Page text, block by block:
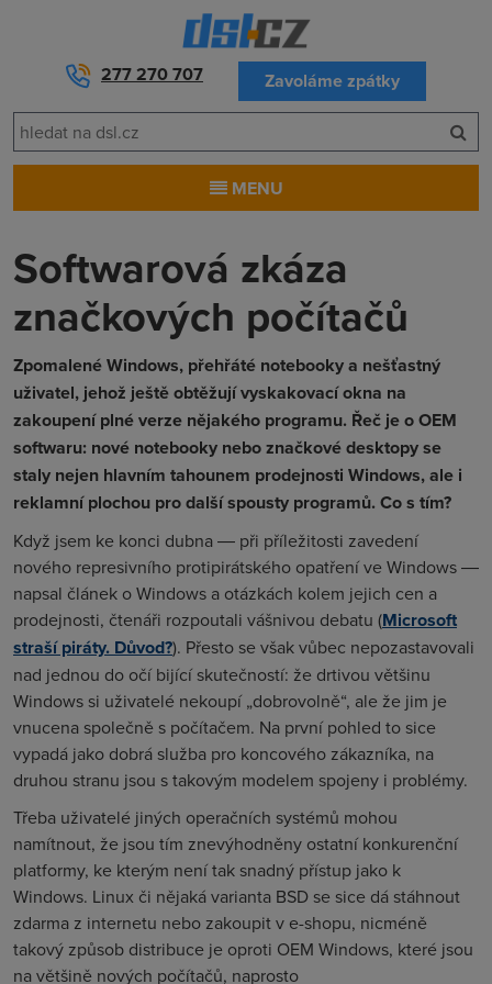
277 270 707 Zavoláme zpátky
MENU
Softwarová zkáza
značkových počítačů
Zpomalené Windows, přehřáté notebooky a nešťastný
uživatel, jehož ještě obtěžují vyskakovací okna na
zakoupení plné verze nějakého programu. Řeč je o OEM
softwaru: nové notebooky nebo značkové desktopy se
staly nejen hlavním tahounem prodejnosti Windows, ale i
reklamní plochou pro další spousty programů. Co s tím?
Když jsem ke konci dubna ― při příležitosti zavedení
nového represivního protipirátského opatření ve Windows ―
napsal článek o Windows a otázkách kolem jejich cen a
prodejnosti, čtenáři rozpoutali vášnivou debatu (Microsoft
straší piráty. Důvod?). Přesto se však vůbec nepozastavovali
nad jednou do očí bijící skutečností: že drtivou většinu
Windows si uživatelé nekoupí „dobrovolně“, ale že jim je
vnucena společně s počítačem. Na první pohled to sice
vypadá jako dobrá služba pro koncového zákazníka, na
druhou stranu jsou s takovým modelem spojeny i problémy.
Třeba uživatelé jiných operačních systémů mohou
namítnout, že jsou tím znevýhodněny ostatní konkurenční
platformy, ke kterým není tak snadný přístup jako k
Windows. Linux či nějaká varianta BSD se sice dá stáhnout
zdarma z internetu nebo zakoupit v e-shopu, nicméně
takový způsob distribuce je oproti OEM Windows, které jsou
na většině nových počítačů, naprosto